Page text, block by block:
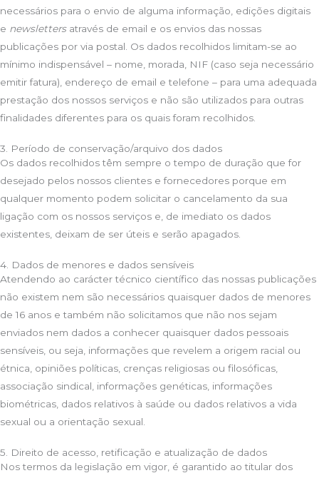
necessários para o envio de alguma informação, edições digitais
e newslettersatravés de email e os envios das nossas
publicações por via postal. Os dados recolhidos limitam-se ao
mínimo indispensável – nome, morada, NIF (caso seja necessário
emitir fatura), endereço de email e telefone – para uma adequada
prestação dos nossos serviços e não são utilizados para outras
finalidades diferentes para os quais foram recolhidos.
3. Período de conservação/arquivo dos dados
Os dados recolhidos têm sempre o tempo de duração que for
desejado pelos nossos clientes e fornecedores porque em
qualquer momento podem solicitar o cancelamento da sua
ligação com os nossos serviços e, de imediato os dados
existentes, deixam de ser úteis e serão apagados.
4. Dados de menores e dados sensíveis
Atendendo ao carácter técnico científico das nossas publicações
não existem nem são necessários quaisquer dados de menores
de 16 anos e também não solicitamos que não nos sejam
enviados nem dados a conhecer quaisquer dados pessoais
sensíveis, ou seja, informações que revelem a origem racial ou
étnica, opiniões políticas, crenças religiosas ou filosóficas,
associação sindical, informações genéticas, informações
biométricas, dados relativos à saúde ou dados relativos a vida
sexual ou a orientação sexual.
5. Direito de acesso, retificação e atualização de dados
Nos termos da legislação em vigor, é garantido ao titular dos